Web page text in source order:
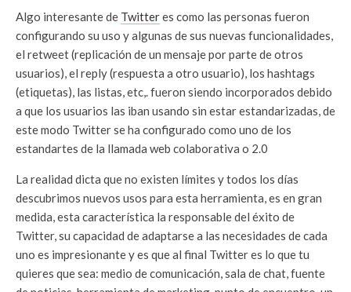
Algo interesante de Twitteres como las personas fueron
configurando su uso y algunas de sus nuevas funcionalidades,
el retweet (replicación de un mensaje por parte de otros
usuarios), el reply (respuesta a otro usuario), los hashtags
(etiquetas), las listas, etc,. fueron siendo incorporados debido
a que los usuarios las iban usando sin estar estandarizadas, de
este modo Twitter se ha configurado como uno de los
estandartes de la llamada web colaborativa o 2.0
La realidad dicta que no existen límites y todos los días
descubrimos nuevos usos para esta herramienta, es en gran
medida, esta característica la responsable del éxito de
Twitter, su capacidad de adaptarse a las necesidades de cada
uno es impresionante y es que al final Twitter es lo que tu
quieres que sea: medio de comunicación, sala de chat, fuente